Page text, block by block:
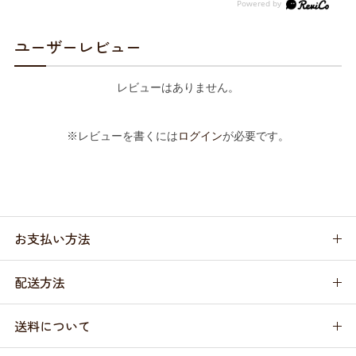
ユーザーレビュー
レビューはありません。
※レビューを書くにはログインが必要です。
お支払い方法
配送方法
送料について